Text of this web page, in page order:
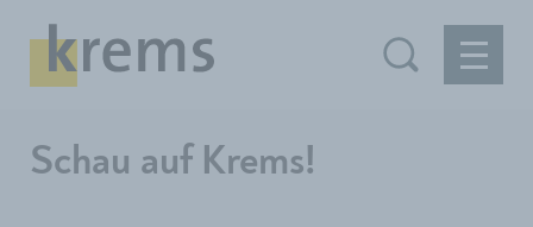
Schau auf Krems!